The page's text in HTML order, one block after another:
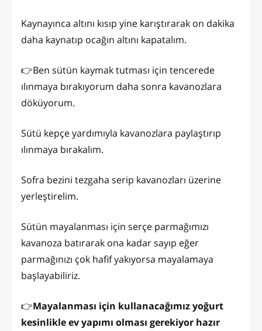
Kaynayınca altını kısıp yine karıştırarak on dakika
daha kaynatıp ocağın altını kapatalım.
👉Ben sütün kaymak tutması için tencerede
ılınmaya bırakıyorum daha sonra kavanozlara
döküyorum.
Sütü kepçe yardımıyla kavanozlara paylaştırıp
ılınmaya bırakalım.
Sofra bezini tezgaha serip kavanozları üzerine
yerleştirelim.
Sütün mayalanması için serçe parmağımızı
kavanoza batırarak ona kadar sayıp eğer
parmağınızı çok hafif yakıyorsa mayalamaya
başlayabiliriz.
👉Mayalanması için kullanacağımız yoğurt
kesinlikle ev yapımı olması gerekiyor hazır